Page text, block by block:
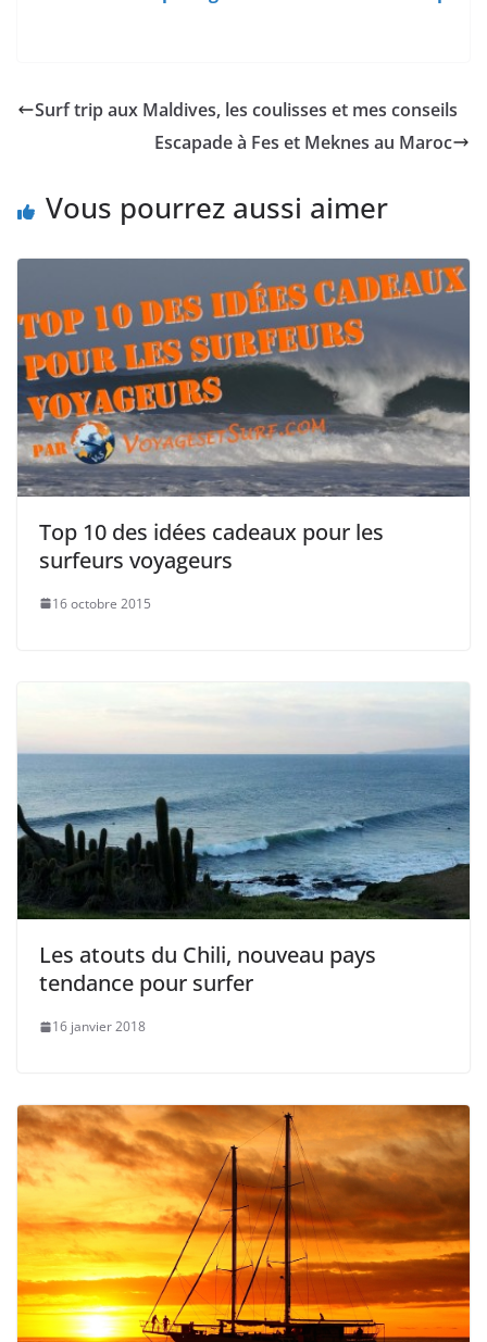
Surf trip aux Maldives, les coulisses et mes conseils
Escapade à Fes et Meknes au Maroc
Vous pourrez aussi aimer
Top 10 des idées cadeaux pour les
surfeurs voyageurs
16 octobre 2015
Les atouts du Chili, nouveau pays
tendance pour surfer
16 janvier 2018